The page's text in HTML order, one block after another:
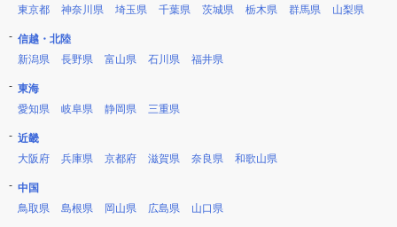
東京都
神奈川県 埼玉県 千葉県 茨城県 栃木県 群馬県 山梨県
信越・北陸
新潟県
長野県 富山県 石川県 福井県
東海
愛知県
岐阜県 静岡県 三重県
近畿
大阪府
兵庫県 京都府 滋賀県 奈良県 和歌山県
中国
鳥取県
島根県 岡山県 広島県 山口県